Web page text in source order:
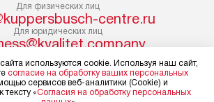
Для физических лиц
centre.ru
Для юридических лиц
РУКОВОДСТВУ
используются cookie. Используя наш сайт,
согласие на обработку ваших персональных
сервисов веб-аналитики (Cookie) и
тексту «Согласия на обработку персональных